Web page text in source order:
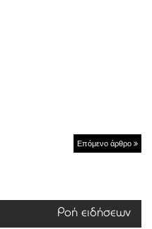
Επόμενο άρθρο
Ροή ειδήσεων